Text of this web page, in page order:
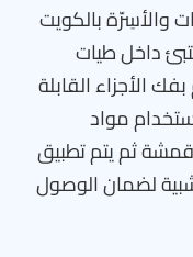
والأسِرّة بالكويت
داخل طيات
الأجزاء القابلة
مواد
ثم يتم تطبيق
لضمان الوصول